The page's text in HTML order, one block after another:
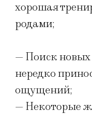
хорошая
родами;
— Поиск новых
нередко
ощущений;
— Некоторые